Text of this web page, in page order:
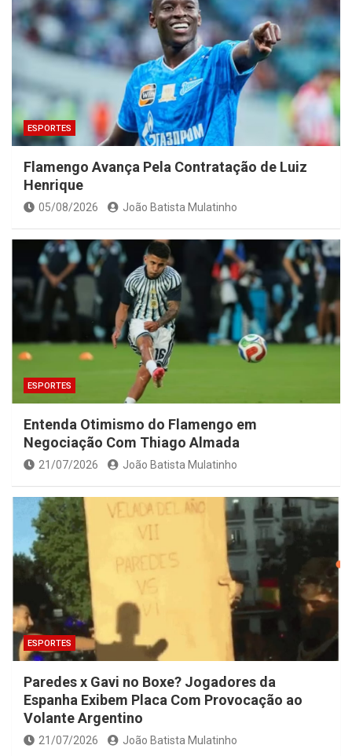
ESPORTES
Flamengo Avança Pela Contratação de Luiz
Henrique
05/08/2026 João Batista Mulatinho
ESPORTES
Entenda Otimismo do Flamengo em
Negociação Com Thiago Almada
21/07/2026 João Batista Mulatinho
ESPORTES
Paredes x Gavi no Boxe? Jogadores da
Espanha Exibem Placa Com Provocação ao
Volante Argentino
21/07/2026 João Batista Mulatinho